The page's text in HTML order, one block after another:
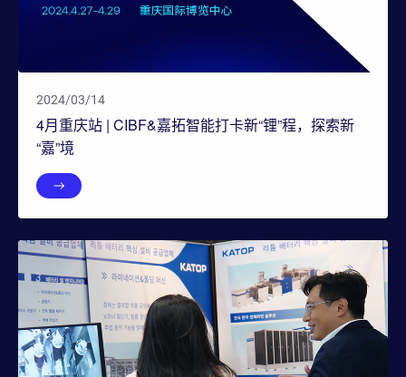
2024/03/14
4月重庆站 | CIBF&嘉拓智能打卡新“锂”程，探索新
“嘉”境